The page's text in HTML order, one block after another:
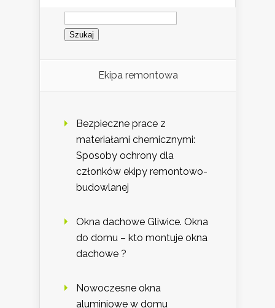
Szukaj:
Ekipa remontowa
Bezpieczne prace z
materiałami chemicznymi:
Sposoby ochrony dla
członków ekipy remontowo-
budowlanej
Okna dachowe Gliwice. Okna
do domu – kto montuje okna
dachowe ?
Nowoczesne okna
aluminiowe w domu